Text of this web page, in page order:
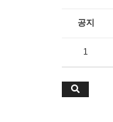
공지
1